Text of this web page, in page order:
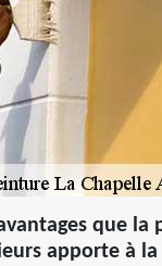
que la
apporte à